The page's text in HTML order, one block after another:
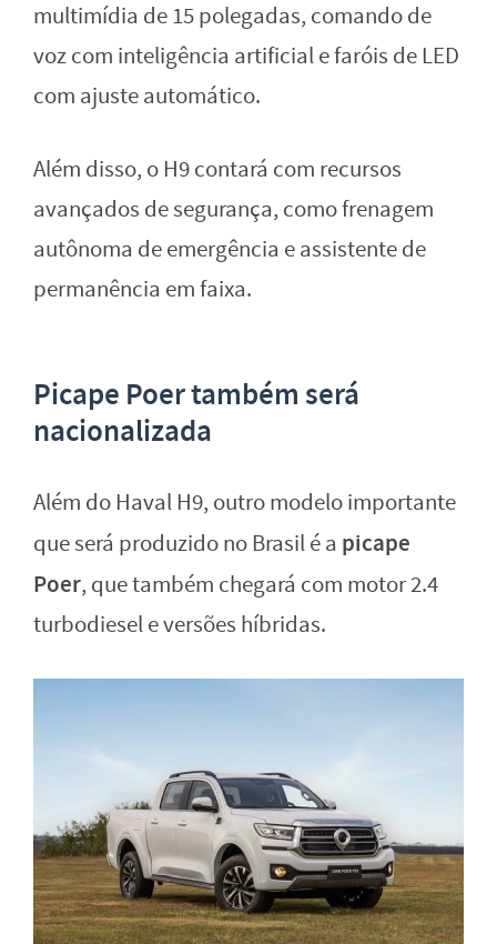
multimídia de 15 polegadas, comando de
voz com inteligência artificial e faróis de LED
com ajuste automático.
Além disso, o H9 contará com recursos
avançados de segurança, como frenagem
autônoma de emergência e assistente de
permanência em faixa.
Picape Poer também será
nacionalizada
Além do Haval H9, outro modelo importante
que será produzido no Brasil é a picape
Poer, que também chegará com motor 2.4
turbodiesel e versões híbridas.